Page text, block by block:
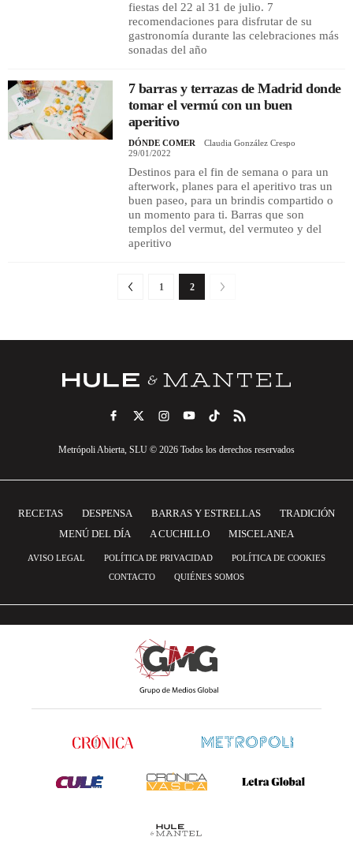
fiestas del 22 al 31 de julio. 7
recomendaciones para disfrutar de su
gastronomía durante las celebraciones más
sonadas del año
7 barras y terrazas de Madrid donde
tomar el vermú con un buen
aperitivo
DÓNDE COMER
Claudia González Crespo
29/01/2022
Destinos para el fin de semana o para un
afterwork, planes para el aperitivo tras un
buen paseo, para un brindis compartido o
un momento para ti. Barras que son
templos del vermut, del vermuteo y del
aperitivo
1 2
Metrópoli Abierta, SLU © 2026 Todos los derechos reservados
RECETAS DESPENSA BARRAS Y ESTRELLAS
TRADICIÓN
MENÚ DEL DÍA
A CUCHILLO MISCELANEA
AVISO LEGAL POLÍTICA DE PRIVACIDAD
POLÍTICA DE COOKIES
CONTACTO
QUIÉNES SOMOS